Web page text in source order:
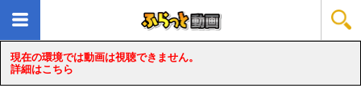
現在の環境では動画は視聴できません。
詳細はこちら